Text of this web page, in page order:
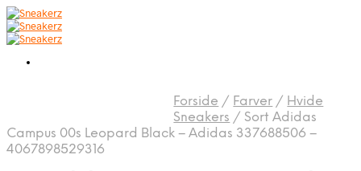
Forside / Farver / Hvide
Sneakers / Sort Adidas
Campus 00s Leopard Black – Adidas 337688506 –
4067898529316